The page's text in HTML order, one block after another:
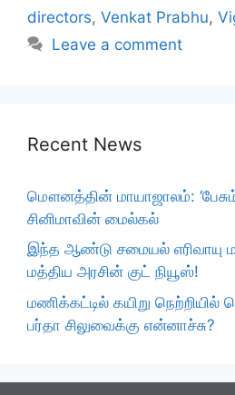
directors, Venkat Prabhu,
Leave a comment
Recent News
மௌனத்தின் மாயாஜாலம்:
சினிமாவின் மைல்கல்
இந்த ஆண்டு சமையல் எரிவாயு
மத்திய அரசின் குட் நியூஸ்!
மணிக்கட்டில் கயிறு
பர்தா சிலுவைக்கு என்னாச்சு?